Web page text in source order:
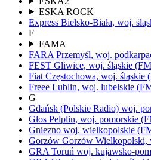
ESKA ROCK
Express Bielsko-Biała, woj.
F
FAMA
FARA Przemyśl, woj.
FEST Gliwice, woj. śląskie
Fiat Częstochowa, woj. śląskie
Freee Lublin, woj. lubelskie
G
Gdańsk (Polskie Radio) woj.
Głos Pelplin, woj. pomorskie
Gniezno woj. wielkopolskie
Gorzów Gorzów Wielkopolski,
GRA Toruń woj. kujawsko-